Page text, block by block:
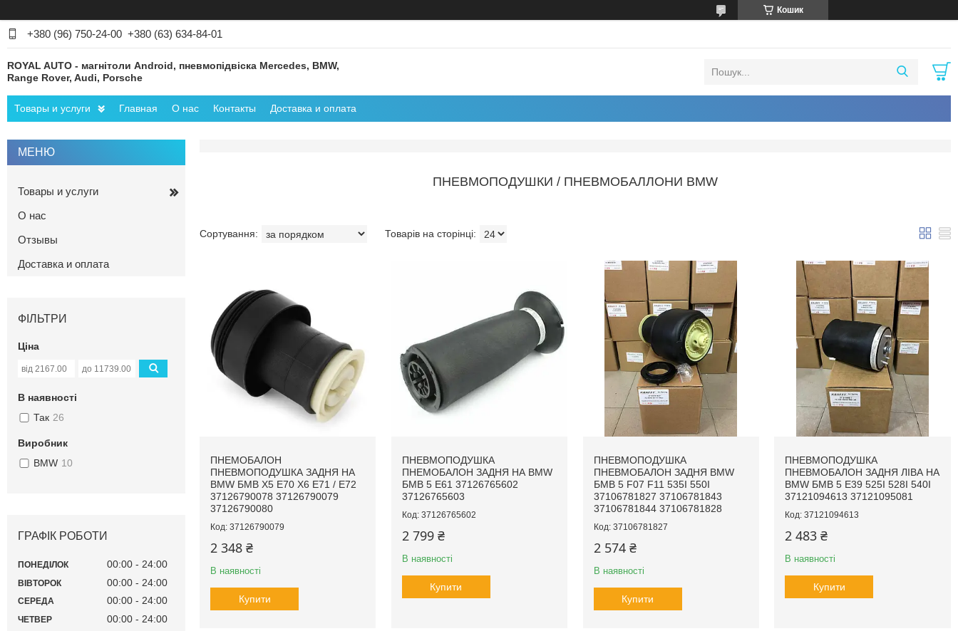
Кошик
+380 (96) 750-24-00 +380 (63) 634-84-01
ROYAL AUTO - магнітоли Android, пневмопідвіска Mercedes, BMW,
Range Rover, Audi, Porsche
Товары и услуги Главная О нас Контакты Доставка и оплата
ПНЕВМОПОДУШКИ / ПНЕВМОБАЛЛОНИ BMW
ПНЕМОБАЛОН
ПНЕВМОПОДУШКА ЗАДНЯ НА
BMW БМВ X5 E70 X6 E71 / E72
37126790078 37126790079
37126790080
37126790079
2 348 ₴
В наявності
Купити
ПНЕВМОПОДУШКА
ПНЕМОБАЛОН ЗАДНЯ НА BMW
БМВ 5 E61 37126765602
37126765603
37126765602
2 799 ₴
В наявності
Купити
ПНЕВМОПОДУШКА
ПНЕВМОБАЛОН ЗАДНЯ BMW
БМВ 5 F07 F11 535I 550I
37106781827 37106781843
37106781844 37106781828
37106781827
2 574 ₴
В наявності
Купити
ПНЕВМОПОДУШКА
ПНЕВМОБАЛОН ЗАДНЯ ЛІВА НА
BMW БМВ 5 E39 525I 528I 540I
37121094613 37121095081
37121094613
2 483 ₴
В наявності
Купити
Товары и услуги
О нас
Отзывы
Доставка и оплата
ФІЛЬТРИ
Ціна
В наявності
Так 26
Виробник
BMW 10
ГРАФІК РОБОТИ
ПОНЕДІЛОК 00:00 24:00
ВІВТОРОК 00:00 24:00
СЕРЕДА 00:00 24:00
ЧЕТВЕР 00:00 24:00